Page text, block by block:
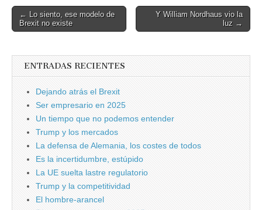
Post
navigation
← Lo siento, ese modelo de
Brexit no existe
Y William Nordhaus vio la
luz →
ENTRADAS RECIENTES
Dejando atrás el Brexit
Ser empresario en 2025
Un tiempo que no podemos entender
Trump y los mercados
La defensa de Alemania, los costes de todos
Es la incertidumbre, estúpido
La UE suelta lastre regulatorio
Trump y la competitividad
El hombre-arancel